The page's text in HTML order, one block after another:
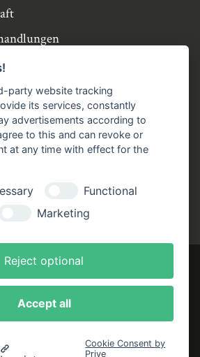
TikTok
party website tracking
its services, constantly
advertisements according to
to this and can revoke or
at any time with effect for the
Functional
Marketing
Reject optional
Accept all
Cookie Consent by
Prive